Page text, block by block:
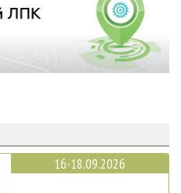
16-18.09.2026